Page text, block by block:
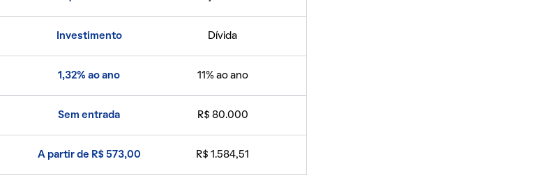
Investimento Dívida
1,32% ao ano 11% ao ano
Sem entrada R$ 80.000
A partir de R$ 573,00 R$ 1.584,51